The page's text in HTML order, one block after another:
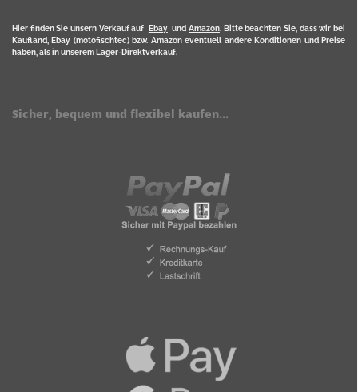
Hier finden Sie unsern Verkauf auf Ebayund Amazon. Bitte beachten Sie, dass wir bei
Kaufland, Ebay (motofischtec) bzw. Amazon eventuell andere Konditionen und Preise
haben, als in unserem Lager-Direktverkauf.
Sicher, bequem und flexibel kaufen...